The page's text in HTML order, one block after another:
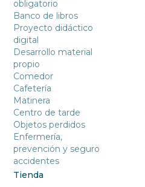
obligatorio
Banco de libros
Proyecto didáctico
digital
Desarrollo material
propio
Comedor
Cafetería
Matinera
Centro de tarde
Objetos perdidos
Enfermería,
prevención y seguro
accidentes
Tienda